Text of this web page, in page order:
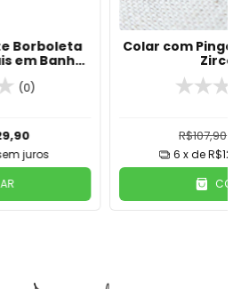
Borboleta
em Banho
(0)
juros
Colar com
R$107,90
6 x de